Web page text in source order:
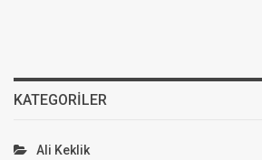
KATEGORILER
Ali Keklik